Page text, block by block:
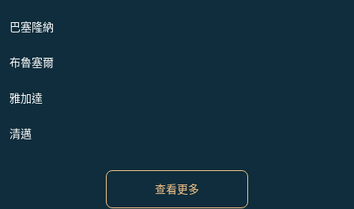
巴塞隆納
布魯塞爾
雅加達
清邁
查看更多